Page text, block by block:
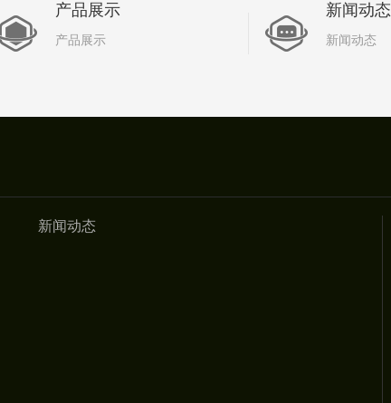
产品展示
产品展示
新闻动态
新闻动态
新闻动态